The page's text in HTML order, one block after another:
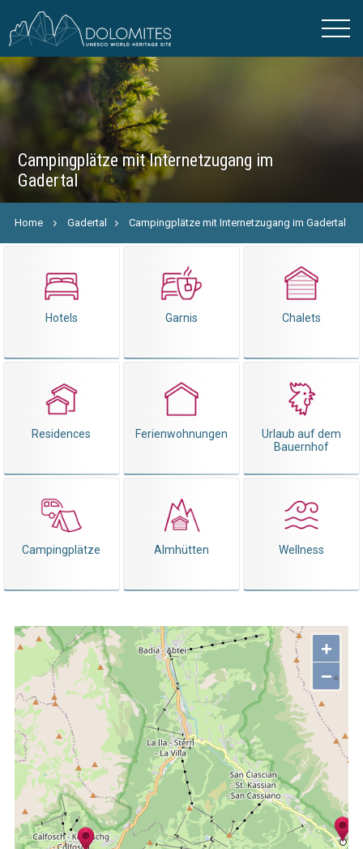
Campingplätze mit Internetzugang im
Gadertal
Home Gadertal Campingplätze mit Internetzugang im Gadertal
Hotels Garnis Chalets
Residences Ferienwohnungen
Urlaub auf dem
Bauernhof
Campingplätze Almhütten Wellness
+
−